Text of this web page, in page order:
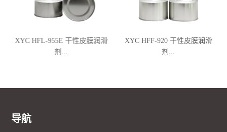
XYC HFL-955E 干性皮膜润滑
剂...
XYC HFF-920 干性皮膜润滑
剂...
导航